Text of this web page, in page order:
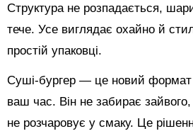
Структура не розпадається,
тече. Усе виглядає охайно й
простій упаковці.
Суші-бургер — це новий формат
ваш час. Він не забирає
не розчаровує у смаку. Це